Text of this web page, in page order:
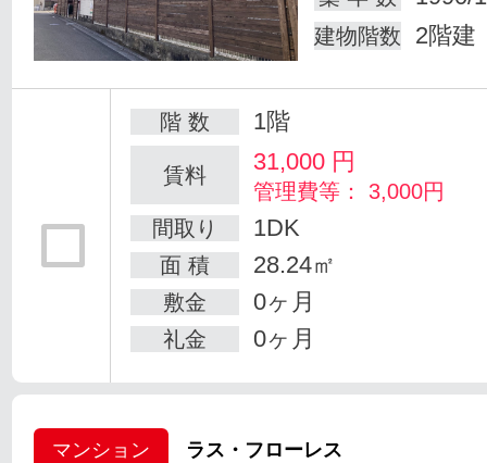
建物階数 2階建
階 数 1階
賃料 31,000 円
管理費等： 3,000円
間取り
1DK
面 積 28.24㎡
敷金 0ヶ月
礼金 0ヶ月
マンション ラス・フローレス